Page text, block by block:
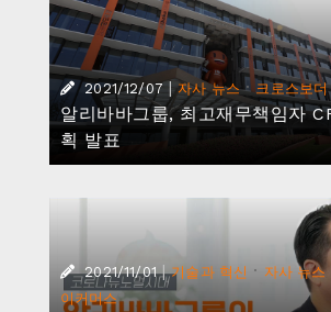
2021/12/07 자사 뉴스·크로스보
알리바바그룹, 최고재무책임자
획 발표
2021/11/01 | 기술과 혁신 · 자사 뉴스
이커머스